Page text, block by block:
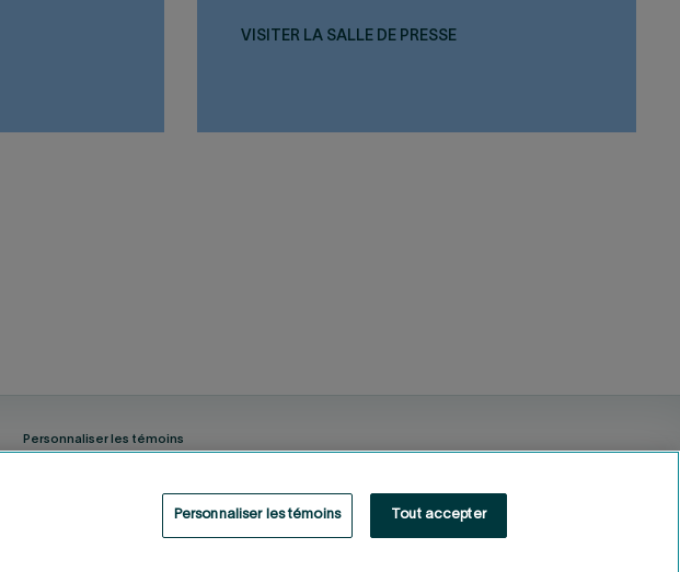
VISITER LA SALLE DE PRESSE
Personnaliser les témoins
Fonds de solidarité FTQ
Personnaliser les témoins Tout accepter